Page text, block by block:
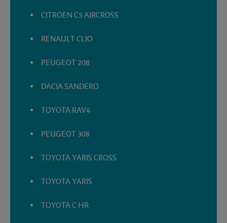
CITROEN C5 AIRCROSS
RENAULT CLIO
PEUGEOT 208
DACIA SANDERO
TOYOTA RAV4
PEUGEOT 308
TOYOTA YARIS CROSS
TOYOTA YARIS
TOYOTA C HR